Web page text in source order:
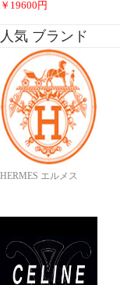
￥ 19600 円
人気 ブランド
HERMES エルメス